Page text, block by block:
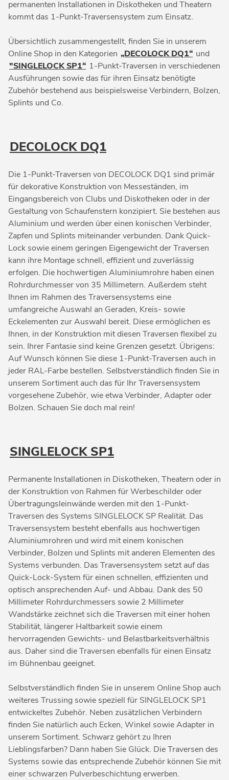
permanenten Installationen in Diskotheken und Theatern
kommt das 1-Punkt-Traversensystem zum Einsatz.
Übersichtlich zusammengestellt, finden Sie in unserem
Online Shop in den Kategorien „DECOLOCK DQ1“ und
"SINGLELOCK SP1“ 1-Punkt-Traversen in verschiedenen
Ausführungen sowie das für ihren Einsatz benötigte
Zubehör bestehend aus beispielsweise Verbindern, Bolzen,
Splints und Co.
DECOLOCK DQ1
Die 1-Punkt-Traversen von DECOLOCK DQ1 sind primär
für dekorative Konstruktion von Messeständen, im
Eingangsbereich von Clubs und Diskotheken oder in der
Gestaltung von Schaufenstern konzipiert. Sie bestehen aus
Aluminium und werden über einen konischen Verbinder,
Zapfen und Splints miteinander verbunden. Dank Quick-
Lock sowie einem geringen Eigengewicht der Traversen
kann ihre Montage schnell, effizient und zuverlässig
erfolgen. Die hochwertigen Aluminiumrohre haben einen
Rohrdurchmesser von 35 Millimetern. Außerdem steht
Ihnen im Rahmen des Traversensystems eine
umfangreiche Auswahl an Geraden, Kreis- sowie
Eckelementen zur Auswahl bereit. Diese ermöglichen es
Ihnen, in der Konstruktion mit diesen Traversen flexibel zu
sein. Ihrer Fantasie sind keine Grenzen gesetzt. Übrigens:
Auf Wunsch können Sie diese 1-Punkt-Traversen auch in
jeder RAL-Farbe bestellen. Selbstverständlich finden Sie in
unserem Sortiment auch das für Ihr Traversensystem
vorgesehene Zubehör, wie etwa Verbinder, Adapter oder
Bolzen. Schauen Sie doch mal rein!
SINGLELOCK SP1
Permanente Installationen in Diskotheken, Theatern oder in
der Konstruktion von Rahmen für Werbeschilder oder
Übertragungsleinwände werden mit den 1-Punkt-
Traversen des Systems SINGLELOCK SP Realität. Das
Traversensystem besteht ebenfalls aus hochwertigen
Aluminiumrohren und wird mit einem konischen
Verbinder, Bolzen und Splints mit anderen Elementen des
Systems verbunden. Das Traversensystem setzt auf das
Quick-Lock-System für einen schnellen, effizienten und
optisch ansprechenden Auf- und Abbau. Dank des 50
Millimeter Rohrdurchmessers sowie 2 Millimeter
Wandstärke zeichnet sich die Traversen mit einer hohen
Stabilität, längerer Haltbarkeit sowie einem
hervorragenden Gewichts- und Belastbarkeitsverhältnis
aus. Daher sind die Traversen ebenfalls für einen Einsatz
im Bühnenbau geeignet.
Selbstverständlich finden Sie in unserem Online Shop auch
weiteres Trussing sowie speziell für SINGLELOCK SP1
entwickeltes Zubehör. Neben zusätzlichen Verbindern
finden Sie natürlich auch Ecken, Winkel sowie Adapter in
unserem Sortiment. Schwarz gehört zu Ihren
Lieblingsfarben? Dann haben Sie Glück. Die Traversen des
Systems sowie das entsprechende Zubehör können Sie mit
einer schwarzen Pulverbeschichtung erwerben.